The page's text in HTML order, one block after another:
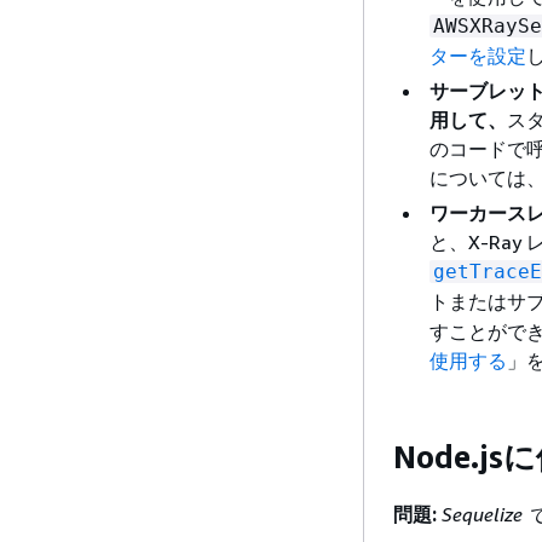
ターを設定
サーブレッ
用して、 ス
のコードで
については
ワーカース
と、X-Ray
トまたはサ
すことがで
使用する 」
Node.js
問題: Sequelize